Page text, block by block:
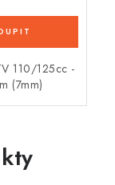
110/125cc -
(7mm)